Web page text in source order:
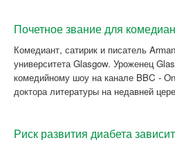
Почетное звание для
Комедиант, сатирик и писатель
университета Glasgow. Уроженец
комедийному шоу на канале BBC -
доктора литературы на недавней
Риск развития диабета